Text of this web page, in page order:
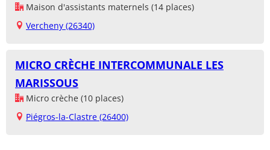
Maison d'assistants maternels (14 places)
Vercheny (26340)
MICRO CRÈCHE INTERCOMMUNALE LES
MARISSOUS
Micro crèche (10 places)
Piégros-la-Clastre (26400)